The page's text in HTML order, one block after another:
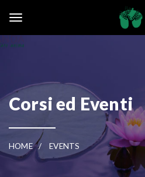
Corsi ed Eventi
HOME EVENTS